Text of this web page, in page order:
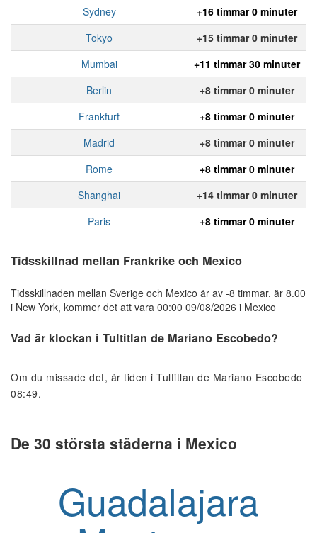
Sydney
+16 timmar 0 minuter
Tokyo
+15 timmar 0 minuter
Mumbai
+11 timmar 30 minuter
Berlin
+8 timmar 0 minuter
Frankfurt
+8 timmar 0 minuter
Madrid
+8 timmar 0 minuter
Rome
+8 timmar 0 minuter
Shanghai
+14 timmar 0 minuter
Paris
+8 timmar 0 minuter
Tidsskillnad mellan Frankrike och Mexico
Tidsskillnaden mellan Sverige och Mexico är av -8 timmar. är 8.00
i New York, kommer det att vara 00:00 09/08/2026 i Mexico
Vad är klockan i Tultitlan de Mariano Escobedo?
Om du missade det, är tiden i Tultitlan de Mariano Escobedo
08:49.
De 30 största städerna i Mexico
Guadalajara